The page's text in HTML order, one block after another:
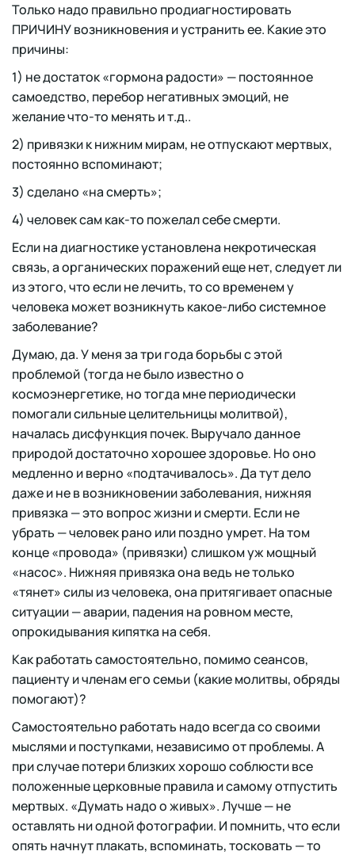
Только надо правильно продиагностировать
ПРИЧИНУ возникновения и устранить ее. Какие это
причины:
1) не достаток «гормона радости» — постоянное
самоедство, перебор негативных эмоций, не
желание что-то менять и т.д..
2) привязки к нижним мирам, не отпускают мертвых,
постоянно вспоминают;
3) сделано «на смерть»;
4) человек сам как-то пожелал себе смерти.
Если на диагностике установлена некротическая
связь, а органических поражений еще нет, следует ли
из этого, что если не лечить, то со временем у
человека может возникнуть какое-либо системное
заболевание?
Думаю, да. У меня за три года борьбы с этой
проблемой (тогда не было известно о
космоэнергетике, но тогда мне периодически
помогали сильные целительницы молитвой),
началась дисфункция почек. Выручало данное
природой достаточно хорошее здоровье. Но оно
медленно и верно «подтачивалось». Да тут дело
даже и не в возникновении заболевания, нижняя
привязка — это вопрос жизни и смерти. Если не
убрать — человек рано или поздно умрет. На том
конце «провода» (привязки) слишком уж мощный
«насос». Нижняя привязка она ведь не только
«тянет» силы из человека, она притягивает опасные
ситуации — аварии, падения на ровном месте,
опрокидывания кипятка на себя.
Как работать самостоятельно, помимо сеансов,
пациенту и членам его семьи (какие молитвы, обряды
помогают)?
Самостоятельно работать надо всегда со своими
мыслями и поступками, независимо от проблемы. А
при случае потери близких хорошо соблюсти все
положенные церковные правила и самому отпустить
мертвых. «Думать надо о живых». Лучше — не
оставлять ни одной фотографии. И помнить, что если
опять начнут плакать, вспоминать, тосковать — то